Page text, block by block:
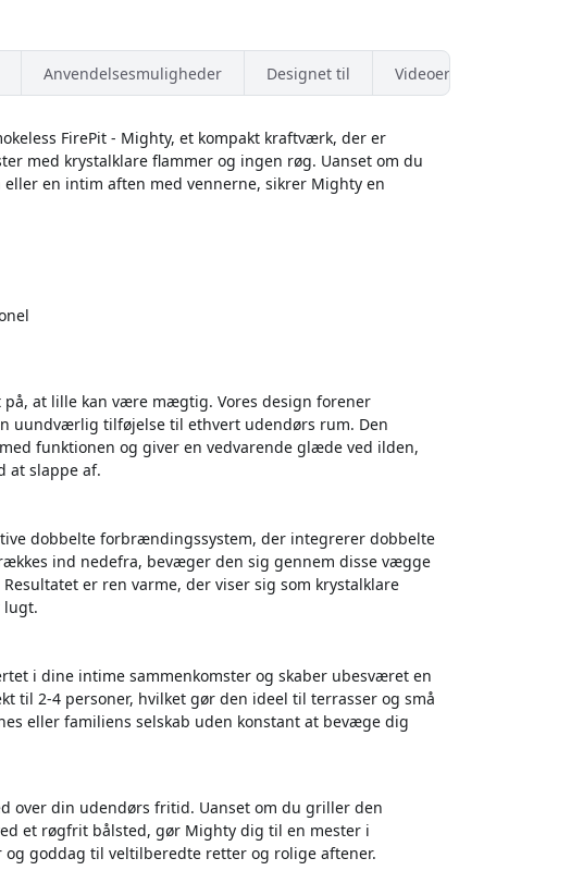
Anvendelsesmuligheder Designet til Videoer
FirePit - Mighty, et kompakt kraftværk, der er
med krystalklare flammer og ingen røg. Uanset om du
en intim aften med vennerne, sikrer Mighty en
på, at lille kan være mægtig. Vores design forener
uundværlig tilføjelse til ethvert udendørs rum. Den
funktionen og giver en vedvarende glæde ved ilden,
at slappe af.
dobbelte forbrændingssystem, der integrerer dobbelte
ind nedefra, bevæger den sig gennem disse vægge
er ren varme, der viser sig som krystalklare
lugt.
i dine intime sammenkomster og skaber ubesværet en
til 2-4 personer, hvilket gør den ideel til terrasser og små
eller familiens selskab uden konstant at bevæge dig
over din udendørs fritid. Uanset om du griller den
et røgfrit bålsted, gør Mighty dig til en mester i
goddag til veltilberedte retter og rolige aftener.